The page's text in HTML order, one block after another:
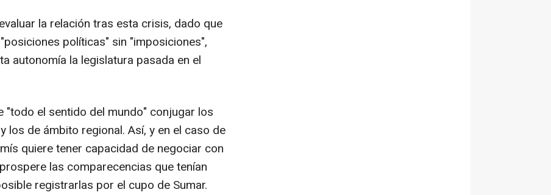
la relación tras esta crisis, dado que
políticas" sin "imposiciones",
autonomía la legislatura pasada en el
"todo el sentido del mundo" conjugar los
los de ámbito regional. Así, y en el caso de
quiere tener capacidad de negociar con
las comparecencias que tenían
registrarlas por el cupo de Sumar.